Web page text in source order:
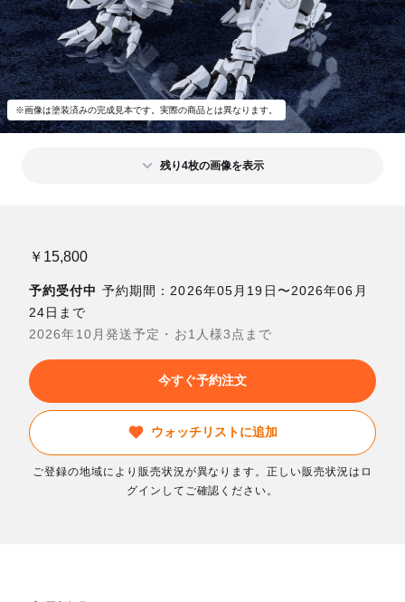
※画像は塗装済みの完成見本です。実際の商品とは異なります。
残り4枚の画像を表示
￥15,800
予約受付中 予約期間：2026年05月19日〜2026年06月
24日まで
2026年10月発送予定・お1人様3点まで
今すぐ予約注文
ウォッチリストに追加
ご登録の地域により販売状況が異なります。正しい販売状況はロ
グインしてご確認ください。